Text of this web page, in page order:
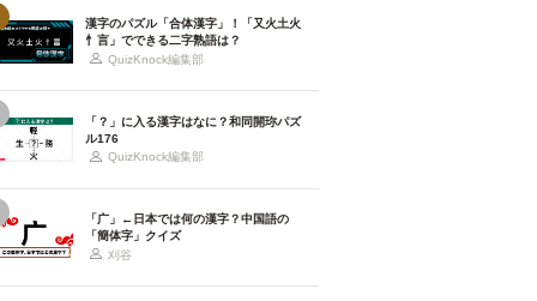
漢字のパズル「合体漢字」！「又火土火
忄言」でできる二字熟語は？
QuizKnock編集部
「？」に入る漢字はなに？和同開珎パズ
ル176
QuizKnock編集部
「广」←日本では何の漢字？中国語の
「簡体字」クイズ
刈谷